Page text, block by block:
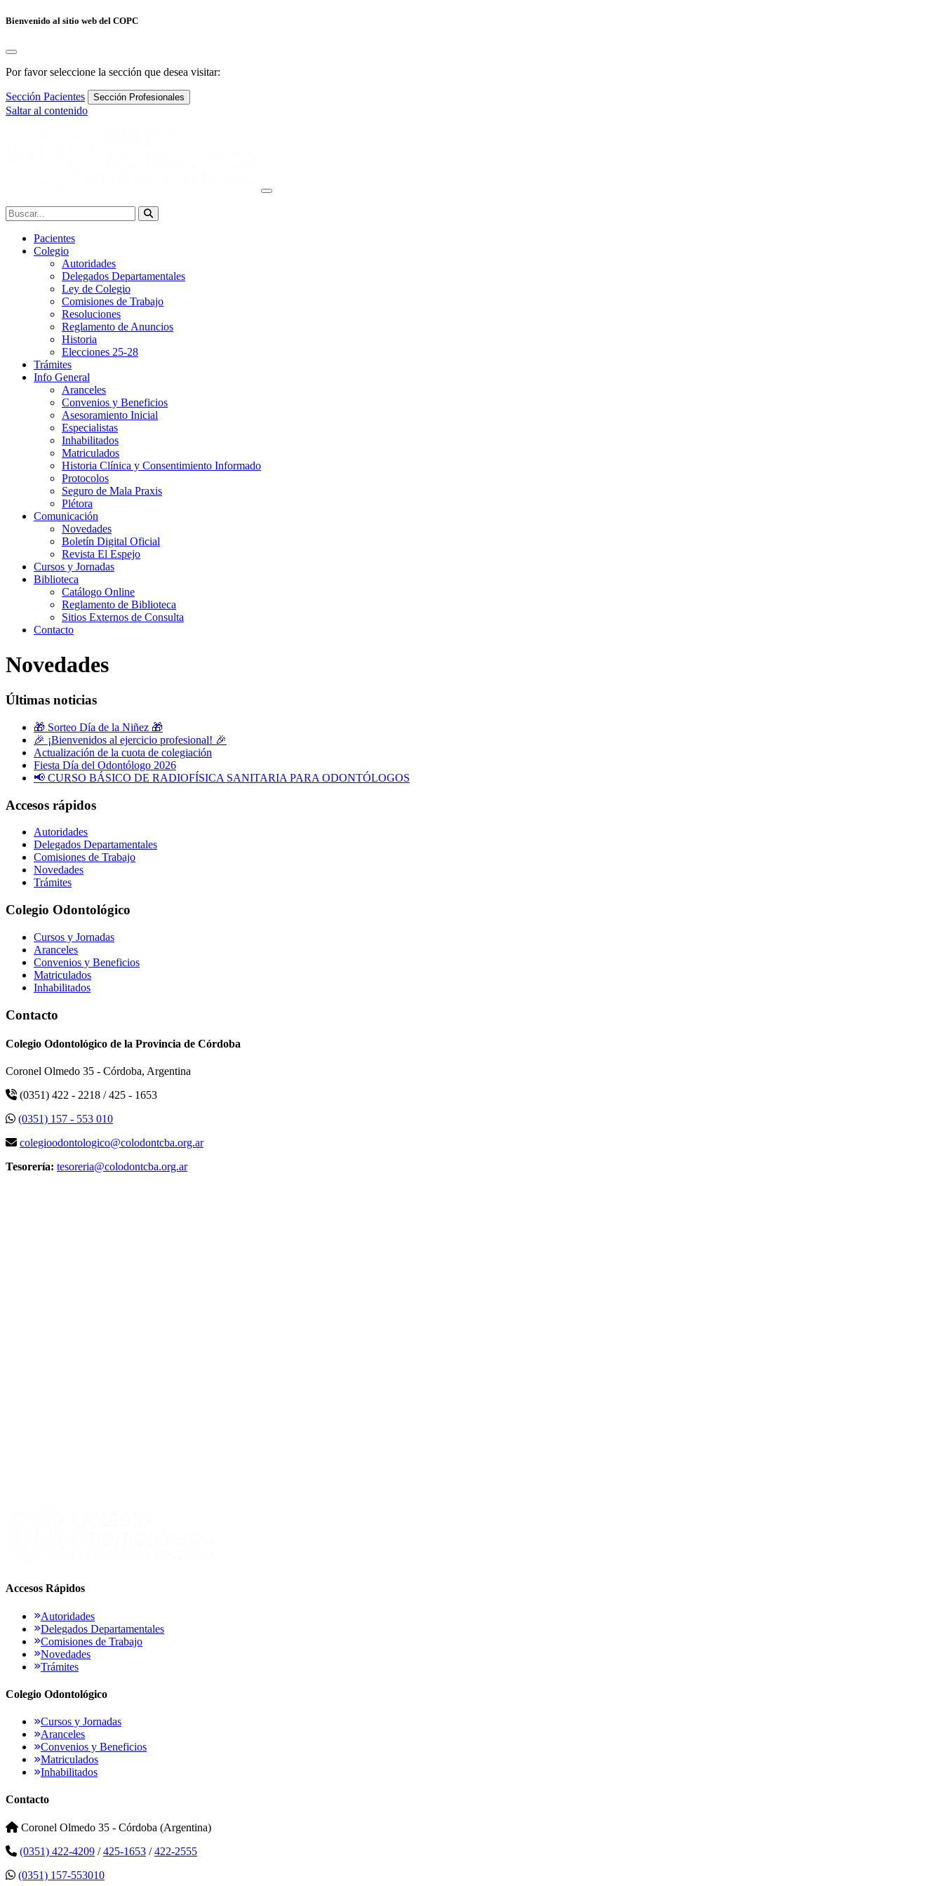
Bienvenido al sitio web del COPC
Por favor seleccione la sección que desea visitar:
Sección Pacientes Sección Profesionales
Saltar al contenido
Buscar:
Pacientes
Colegio
Autoridades
Delegados Departamentales
Ley de Colegio
Comisiones de Trabajo
Resoluciones
Reglamento de Anuncios
Historia
Elecciones 25-28
Trámites
Info General
Aranceles
Convenios y Beneficios
Asesoramiento Inicial
Especialistas
Inhabilitados
Matriculados
Historia Clínica y Consentimiento Informado
Protocolos
Seguro de Mala Praxis
Plétora
Comunicación
Novedades
Boletín Digital Oficial
Revista El Espejo
Cursos y Jornadas
Biblioteca
Catálogo Online
Reglamento de Biblioteca
Sitios Externos de Consulta
Contacto
Novedades
Últimas noticias
🎁 Sorteo Día de la Niñez 🎁
🎉 ¡Bienvenidos al ejercicio profesional! 🎉
Actualización de la cuota de colegiación
Fiesta Día del Odontólogo 2026
📢 CURSO BÁSICO DE RADIOFÍSICA SANITARIA PARA ODONTÓLOGOS
Accesos rápidos
Autoridades
Delegados Departamentales
Comisiones de Trabajo
Novedades
Trámites
Colegio Odontológico
Cursos y Jornadas
Aranceles
Convenios y Beneficios
Matriculados
Inhabilitados
Contacto
Colegio Odontológico de la Provincia de Córdoba
Coronel Olmedo 35 - Córdoba, Argentina
(0351) 422 - 2218 / 425 - 1653
(0351) 157 - 553 010
colegioodontologico@colodontcba.org.ar
Tesorería: tesoreria@colodontcba.org.ar
Accesos Rápidos
Autoridades
Delegados Departamentales
Comisiones de Trabajo
Novedades
Trámites
Colegio Odontológico
Cursos y Jornadas
Aranceles
Convenios y Beneficios
Matriculados
Inhabilitados
Contacto
Coronel Olmedo 35 - Córdoba (Argentina)
(0351) 422-4209 /425-1653 /422-2555
(0351) 157-553010